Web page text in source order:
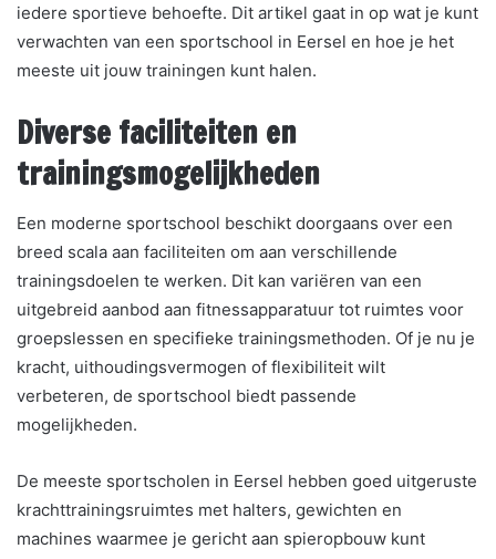
iedere sportieve behoefte. Dit artikel gaat in op wat je kunt
verwachten van een sportschool in Eersel en hoe je het
meeste uit jouw trainingen kunt halen.
Diverse faciliteiten en
trainingsmogelijkheden
Een moderne sportschool beschikt doorgaans over een
breed scala aan faciliteiten om aan verschillende
trainingsdoelen te werken. Dit kan variëren van een
uitgebreid aanbod aan fitnessapparatuur tot ruimtes voor
groepslessen en specifieke trainingsmethoden. Of je nu je
kracht, uithoudingsvermogen of flexibiliteit wilt
verbeteren, de sportschool biedt passende
mogelijkheden.
De meeste sportscholen in Eersel hebben goed uitgeruste
krachttrainingsruimtes met halters, gewichten en
machines waarmee je gericht aan spieropbouw kunt